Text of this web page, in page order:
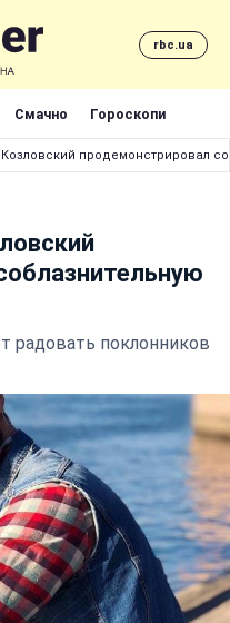
rbc.ua
Смачно Гороскопи
Козловский продемонстрировал
радовать поклонников